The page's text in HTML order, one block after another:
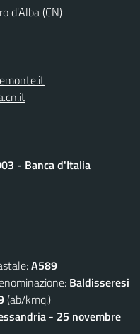
d'Alba (CN)
- Banca d'Italia
A589
Baldisseresi
(ab/kmq.)
- 25 novembre